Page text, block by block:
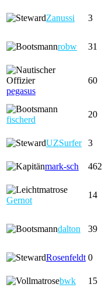
Zanussi 3
robw 31
pegasus
60
fischerd
20
UZSurfer 3
mark-sch 462
Gernot
14
dalton 39
Rosenfeldt 0
bwk
15